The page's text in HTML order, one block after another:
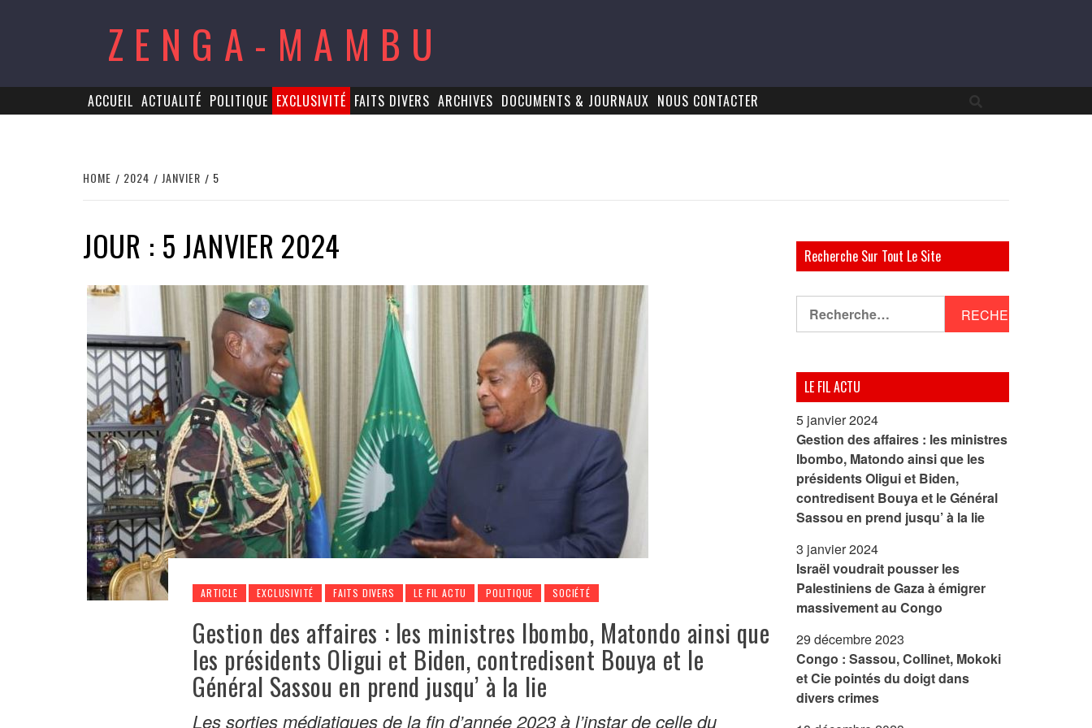
ZENGA-MAMBU
ACCUEIL ACTUALITÉ POLITIQUE EXCLUSIVITÉ FAITS DIVERS ARCHIVES DOCUMENTS & JOURNAUX NOUS CONTACTER
HOME 2024 JANVIER 5
JOUR : 5 JANVIER 2024
ARTICLE EXCLUSIVITÉ FAITS DIVERS LE FIL ACTU POLITIQUE SOCIÉTÉ
Gestion des affaires : les ministres Ibombo, Matondo ainsi que
les présidents Oligui et Biden, contredisent Bouya et le
Général Sassou en prend jusqu’ à la lie
Les sorties médiatiques de la fin d’année 2023 à l’instar de celle du
Recherche Sur Tout Le Site
LE FIL ACTU
5 janvier 2024
Gestion des affaires : les ministres
Ibombo, Matondo ainsi que les
présidents Oligui et Biden,
contredisent Bouya et le Général
Sassou en prend jusqu’ à la lie
3 janvier 2024
Israël voudrait pousser les
Palestiniens de Gaza à émigrer
massivement au Congo
29 décembre 2023
Congo : Sassou, Collinet, Mokoki
et Cie pointés du doigt dans
divers crimes